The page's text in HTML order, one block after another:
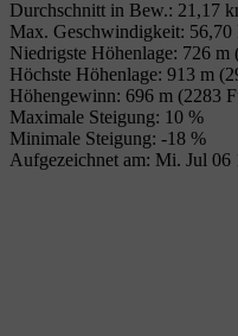
Durchschnitt in Bew.: 21,17
Max. Geschwindigkeit:
Niedrigste Höhenlage: 726 m
Höchste Höhenlage: 913 m
Höhengewinn: 696 m (2283
Maximale Steigung: 10 %
Minimale Steigung: -18 %
Aufgezeichnet am: Mi. Jul 06